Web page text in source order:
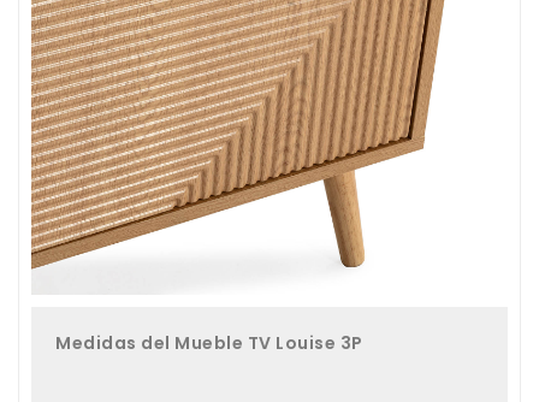
Medidas del Mueble TV Louise 3P